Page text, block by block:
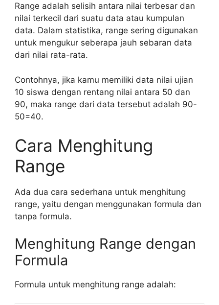
Range adalah selisih antara nilai terbesar dan
nilai terkecil dari suatu data atau kumpulan
data. Dalam statistika, range sering digunakan
untuk mengukur seberapa jauh sebaran data
dari nilai rata-rata.
Contohnya, jika kamu memiliki data nilai ujian
10 siswa dengan rentang nilai antara 50 dan
90, maka range dari data tersebut adalah 90-
50=40.
Cara Menghitung
Range
Ada dua cara sederhana untuk menghitung
range, yaitu dengan menggunakan formula dan
tanpa formula.
Menghitung Range dengan
Formula
Formula untuk menghitung range adalah: